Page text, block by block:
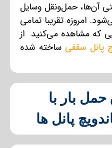
آن‌ها، حمل‌ونقل وسایل
امروزه تقریبا تمامی
که مشاهده می‌کنید از
پانل سقفیساخته شده
بار با
پانل ها